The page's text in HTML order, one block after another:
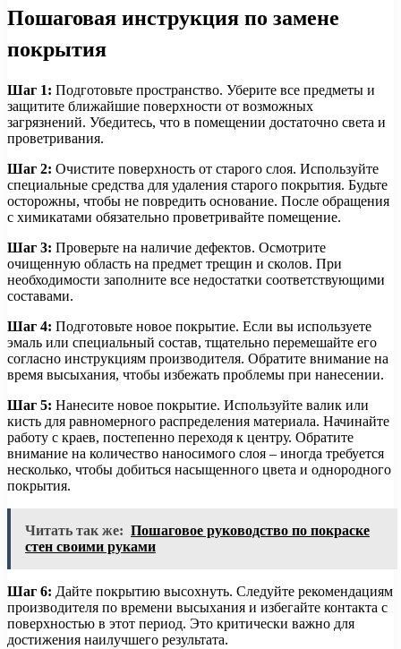
Пошаговая инструкция по замене
покрытия
Шаг 1: Подготовьте пространство. Уберите все предметы и
защитите ближайшие поверхности от возможных
загрязнений. Убедитесь, что в помещении достаточно света и
проветривания.
Шаг 2: Очистите поверхность от старого слоя. Используйте
специальные средства для удаления старого покрытия. Будьте
осторожны, чтобы не повредить основание. После обращения
с химикатами обязательно проветривайте помещение.
Шаг 3: Проверьте на наличие дефектов. Осмотрите
очищенную область на предмет трещин и сколов. При
необходимости заполните все недостатки соответствующими
составами.
Шаг 4: Подготовьте новое покрытие. Если вы используете
эмаль или специальный состав, тщательно перемешайте его
согласно инструкциям производителя. Обратите внимание на
время высыхания, чтобы избежать проблемы при нанесении.
Шаг 5: Нанесите новое покрытие. Используйте валик или
кисть для равномерного распределения материала. Начинайте
работу с краев, постепенно переходя к центру. Обратите
внимание на количество наносимого слоя – иногда требуется
несколько, чтобы добиться насыщенного цвета и однородного
покрытия.
Читать так же: Пошаговое руководство по покраске
стен своими руками
Шаг 6: Дайте покрытию высохнуть. Следуйте рекомендациям
производителя по времени высыхания и избегайте контакта с
поверхностью в этот период. Это критически важно для
достижения наилучшего результата.